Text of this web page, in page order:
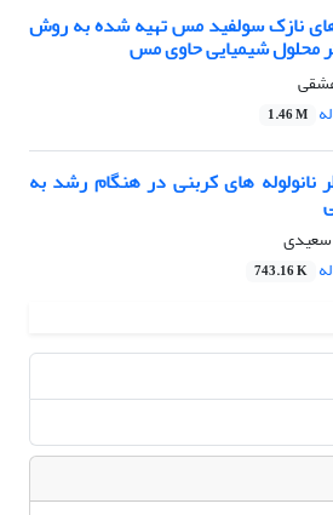
نازک سولفید مس تهیه شده به روش
محلول شیمیایی حاوی مس
1.46 M
نانولوله های کربنی در هنگام رشد به
سعیدی
743.16 K